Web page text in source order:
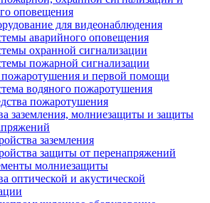
оповещения
для видеонаблюдения
аварийного оповещения
охранной сигнализации
пожарной сигнализации
пожаротушения и первой помощи
водяного пожаротушения
пожаротушения
заземления, молниезащиты и защиты
заземления
защиты от перенапряжений
молниезащиты
оптической и акустической